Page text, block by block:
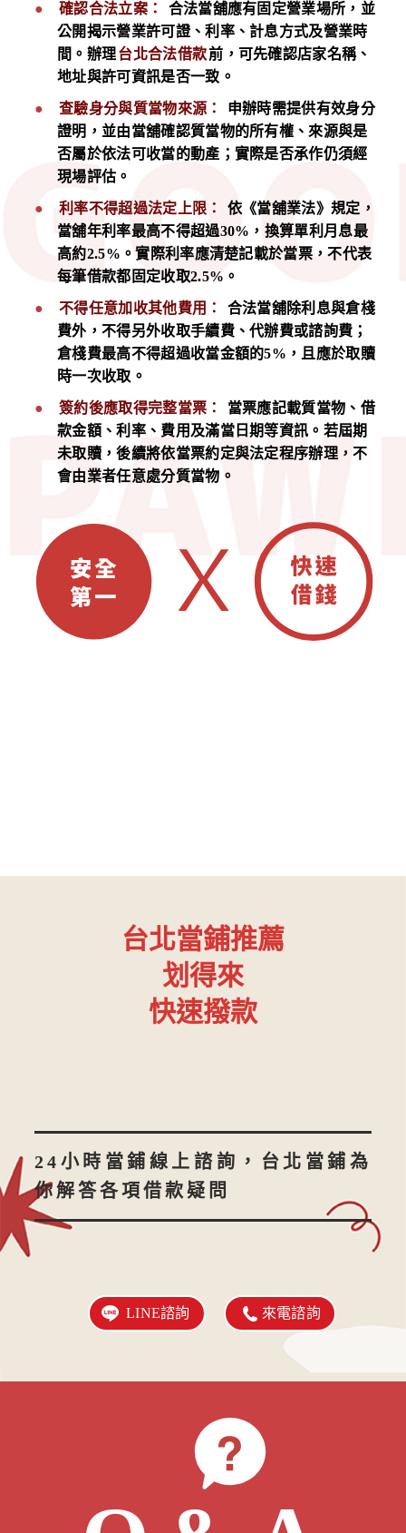
確認合法立案：
合法當舖應有固定營業場所，並
公開揭示營業許可證、利率、計息方式及營業時
間。辦理台北合法借款前，可先確認店家名稱、
地址與許可資訊是否一致。
查驗身分與質當物來源：
申辦時需提供有效身分
證明，並由當舖確認質當物的所有權、來源與是
否屬於依法可收當的動產；實際是否承作仍須經
現場評估。
利率不得超過法定上限：
依《當舖業法》規定，
當舖年利率最高不得超過30%，換算單利月息最
高約2.5%。實際利率應清楚記載於當票，不代表
每筆借款都固定收取2.5%。
不得任意加收其他費用：
合法當舖除利息與倉棧
費外，不得另外收取手續費、代辦費或諮詢費；
倉棧費最高不得超過收當金額的5%，且應於取贖
時一次收取。
簽約後應取得完整當票：
當票應記載質當物、借
款金額、利率、費用及滿當日期等資訊。若屆期
未取贖，後續將依當票約定與法定程序辦理，不
會由業者任意處分質當物。
台北當鋪推薦
划得來
快速撥款
24小時當鋪線上諮詢，台北當鋪為
你解答各項借款疑問
LINE諮詢 來電諮詢